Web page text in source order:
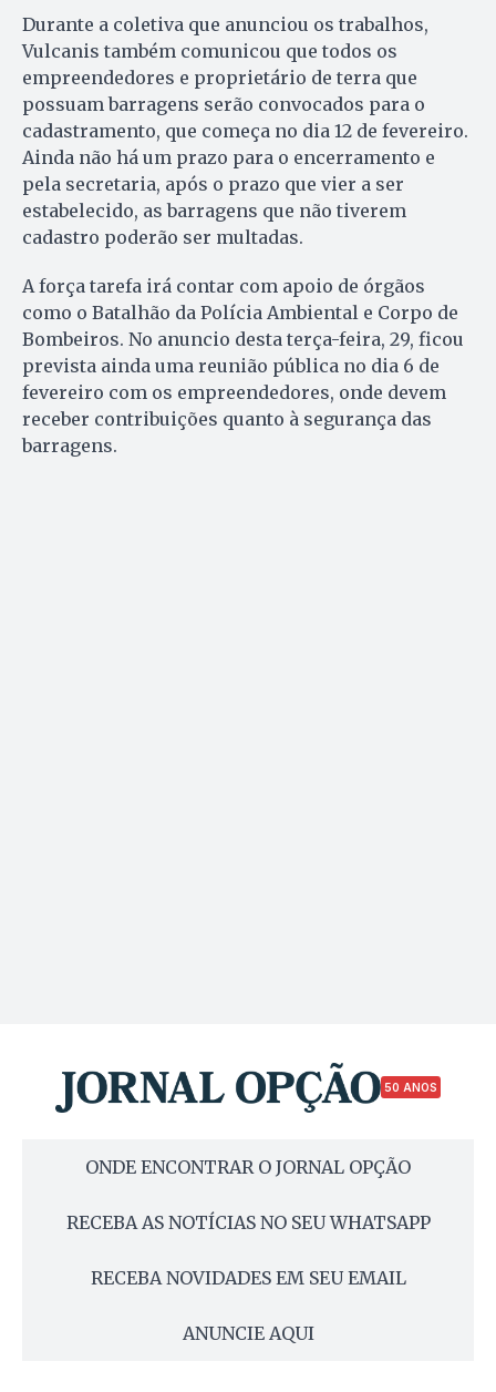
Durante a coletiva que anunciou os trabalhos,
Vulcanis também comunicou que todos os
empreendedores e proprietário de terra que
possuam barragens serão convocados para o
cadastramento, que começa no dia 12 de fevereiro.
Ainda não há um prazo para o encerramento e
pela secretaria, após o prazo que vier a ser
estabelecido, as barragens que não tiverem
cadastro poderão ser multadas.
A força tarefa irá contar com apoio de órgãos
como o Batalhão da Polícia Ambiental e Corpo de
Bombeiros. No anuncio desta terça-feira, 29, ficou
prevista ainda uma reunião pública no dia 6 de
fevereiro com os empreendedores, onde devem
receber contribuições quanto à segurança das
barragens.
50 ANOS
ONDE ENCONTRAR O JORNAL OPÇÃO
RECEBA AS NOTÍCIAS NO SEU WHATSAPP
RECEBA NOVIDADES EM SEU EMAIL
ANUNCIE AQUI